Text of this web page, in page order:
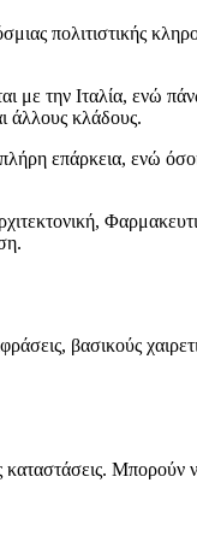
πολιτιστικής
με την Ιταλία,
άλλους κλάδους.
επάρκεια, ενώ
βασικούς